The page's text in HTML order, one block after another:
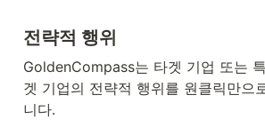
전략적 행위
GoldenCompass는 타겟 기업 또는
겟 기업의 전략적 행위를 원클릭만으
니다.